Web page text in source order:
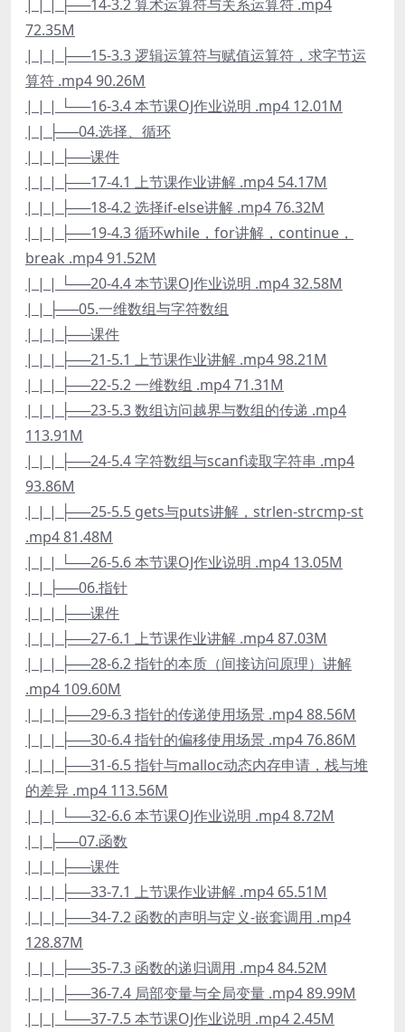
| | | ├──14-3.2 算术运算符与关系运算符 .mp4
72.35M
| | | ├──15-3.3 逻辑运算符与赋值运算符，求字节运
算符 .mp4 90.26M
| | | └──16-3.4 本节课OJ作业说明 .mp4 12.01M
| | ├──04.选择、循环
| | | ├──课件
| | | ├──17-4.1 上节课作业讲解 .mp4 54.17M
| | | ├──18-4.2 选择if-else讲解 .mp4 76.32M
| | | ├──19-4.3 循环while，for讲解，continue，
break .mp4 91.52M
| | | └──20-4.4 本节课OJ作业说明 .mp4 32.58M
| | ├──05.一维数组与字符数组
| | | ├──课件
| | | ├──21-5.1 上节课作业讲解 .mp4 98.21M
| | | ├──22-5.2 一维数组 .mp4 71.31M
| | | ├──23-5.3 数组访问越界与数组的传递 .mp4
113.91M
| | | ├──24-5.4 字符数组与scanf读取字符串 .mp4
93.86M
| | | ├──25-5.5 gets与puts讲解，strlen-strcmp-st
.mp4 81.48M
| | | └──26-5.6 本节课OJ作业说明 .mp4 13.05M
| | ├──06.指针
| | | ├──课件
| | | ├──27-6.1 上节课作业讲解 .mp4 87.03M
| | | ├──28-6.2 指针的本质（间接访问原理）讲解
.mp4 109.60M
| | | ├──29-6.3 指针的传递使用场景 .mp4 88.56M
| | | ├──30-6.4 指针的偏移使用场景 .mp4 76.86M
| | | ├──31-6.5 指针与malloc动态内存申请，栈与堆
的差异 .mp4 113.56M
| | | └──32-6.6 本节课OJ作业说明 .mp4 8.72M
| | ├──07.函数
| | | ├──课件
| | | ├──33-7.1 上节课作业讲解 .mp4 65.51M
| | | ├──34-7.2 函数的声明与定义-嵌套调用 .mp4
128.87M
| | | ├──35-7.3 函数的递归调用 .mp4 84.52M
| | | ├──36-7.4 局部变量与全局变量 .mp4 89.99M
| | | └──37-7.5 本节课OJ作业说明 .mp4 2.45M